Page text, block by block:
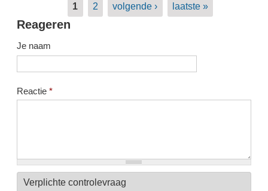
1 2 volgende › laatste »
Reageren
Je naam
Reactie *
Verplichte controlevraag